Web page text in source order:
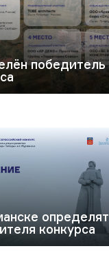
победитель
определят
конкурса